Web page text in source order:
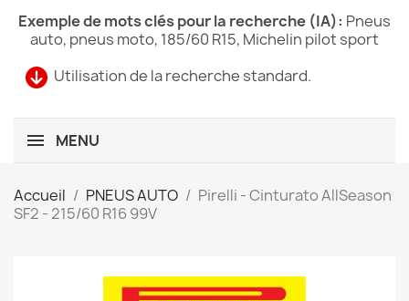
Utilisation de la recherche standard.
Exemple de mots clés pour la recherche (IA): Pneus
auto, pneus moto, 185/60 R15, Michelin pilot sport
MENU
Accueil PNEUS AUTO
Pirelli - Cinturato AllSeason
SF2 - 215/60 R16 99V